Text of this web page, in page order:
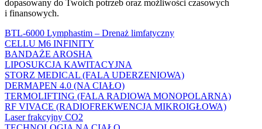
dopasowany do Twoich potrzeb oraz możliwości czasowych
i finansowych.
BTL-6000 Lymphastim – Drenaż limfatyczny
CELLU M6 INFINITY
BANDAŻE AROSHA
LIPOSUKCJA KAWITACYJNA
STORZ MEDICAL (FALA UDERZENIOWA)
DERMAPEN 4.0 (NA CIAŁO)
TERMOLIFTING (FALA RADIOWA MONOPOLARNA)
RF VIVACE (RADIOFREKWENCJA MIKROIGŁOWA)
Laser frakcyjny CO2